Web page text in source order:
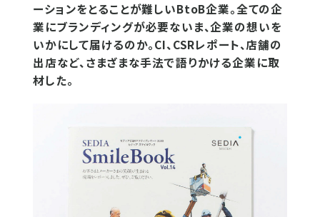
ーションをとることが難しいBtoB企業。全ての企
業にブランディングが必要ないま、企業の想いを
いかにして届けるのか。CI、CSRレポート、店舗の
出店など、さまざまな手法で語りかける企業に取
材した。